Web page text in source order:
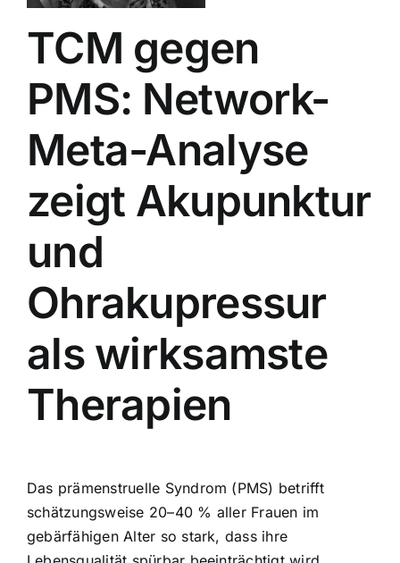
TCM gegen
PMS: Network-
Meta-Analyse
zeigt Akupunktur
und
Ohrakupressur
als wirksamste
Therapien
Das prämenstruelle Syndrom (PMS) betrifft
schätzungsweise 20–40 % aller Frauen im
gebärfähigen Alter so stark, dass ihre